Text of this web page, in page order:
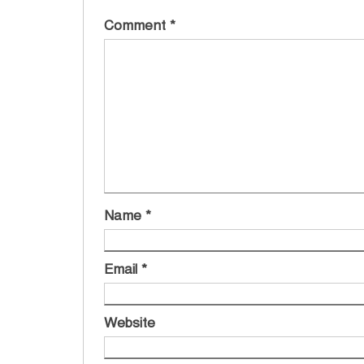
Comment *
Name *
Email *
Website